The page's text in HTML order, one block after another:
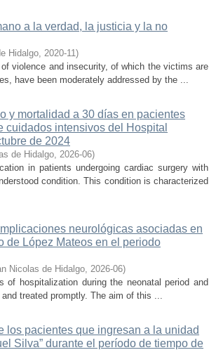
a la verdad, la justicia y la no
Hidalgo, 2020-11)
violence and insecurity, of which the victims are
have been moderately addressed by the ...
y mortalidad a 30 días en pacientes
intensivos del Hospital
de 2024
de Hidalgo, 2026-06)
in patients undergoing cardiac surgery with
condition. This condition is characterized
neurológicas asociadas en
de López Mateos en el periodo
Nicolas de Hidalgo, 2026-06)
of hospitalization during the neonatal period and
treated promptly. The aim of this ...
los pacientes que ingresan a la unidad
Silva” durante el período de tiempo de